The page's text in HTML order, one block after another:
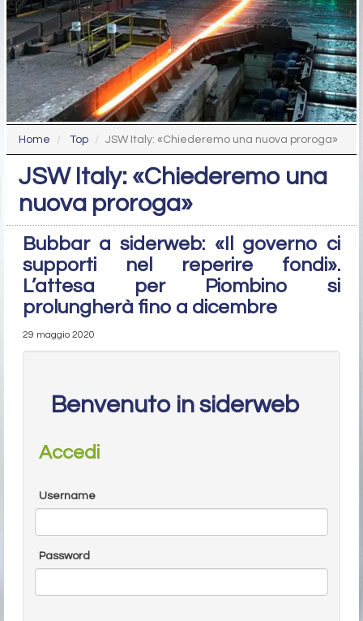
Home Top JSW Italy: «Chiederemo una nuova proroga»
JSW Italy: «Chiederemo una
nuova proroga»
Bubbar a siderweb: «Il governo ci
supporti nel reperire fondi».
L’attesa per Piombino si
prolungherà fino a dicembre
29 maggio 2020
Benvenuto in siderweb
Accedi
Username
Password